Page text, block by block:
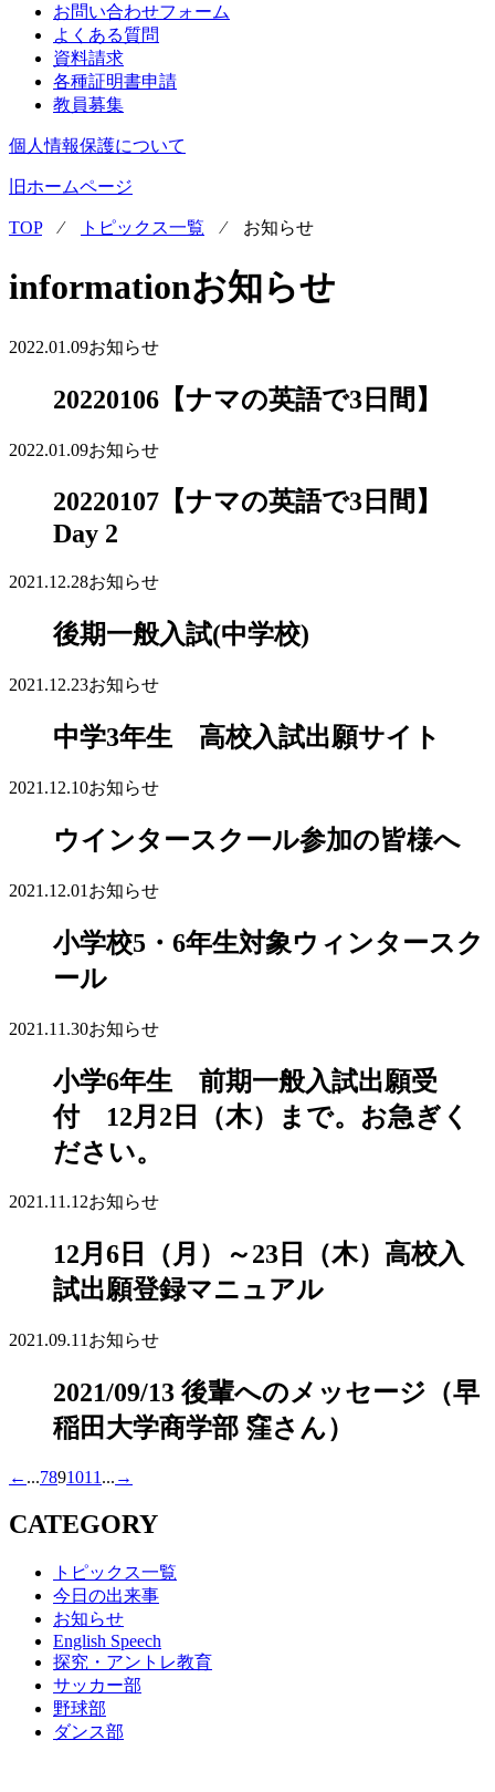
お問い合わせフォーム
よくある質問
資料請求
各種証明書申請
教員募集
個人情報保護について
旧ホームページ
TOP⁄ トピックス一覧 ⁄ お知らせ
informationお知らせ
2022.01.09お知らせ
20220106【ナマの英語で3日間】
2022.01.09お知らせ
20220107【ナマの英語で3日間】
Day 2
2021.12.28お知らせ
後期一般入試(中学校)
2021.12.23お知らせ
中学3年生 高校入試出願サイト
2021.12.10お知らせ
ウインタースクール参加の皆様へ
2021.12.01 お知らせ
小学校5・6年生対象ウィンタースク
ール
2021.11.30お知らせ
小学6年生 前期一般入試出願受
付 12月2日（木）まで。お急ぎく
ださい。
2021.11.12お知らせ
12月6日（月）～23日（木）高校入
試出願登録マニュアル
2021.09.11 お知らせ
2021/09/13 後輩へのメッセージ（早
稲田大学商学部 窪さん）
← ...7891011 ... →
CATEGORY
トピックス一覧
今日の出来事
お知らせ
English Speech
探究・アントレ教育
サッカー部
野球部
ダンス部